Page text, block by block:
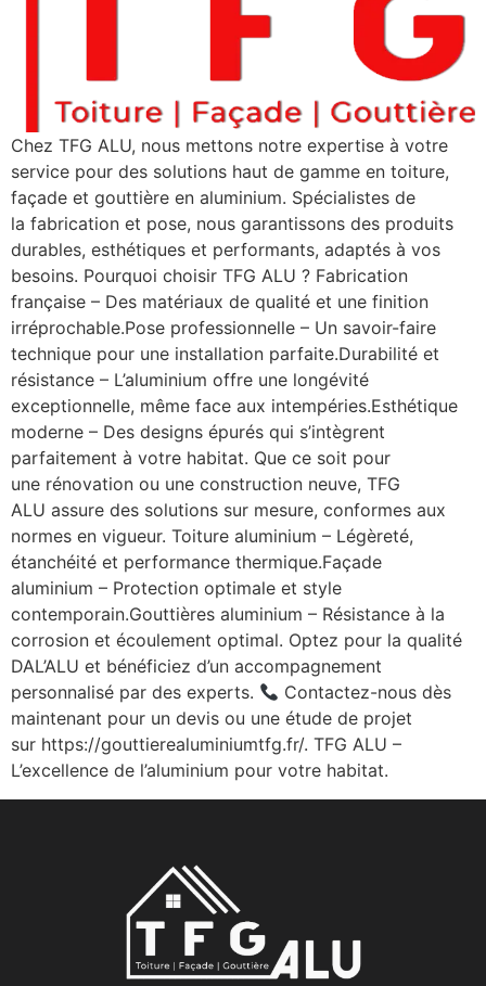
Chez TFG ALU, nous mettons notre expertise à votre
service pour des solutions haut de gamme en toiture,
façade et gouttière en aluminium. Spécialistes de
la fabrication et pose, nous garantissons des produits
durables, esthétiques et performants, adaptés à vos
besoins. Pourquoi choisir TFG ALU ? Fabrication
française – Des matériaux de qualité et une finition
irréprochable.Pose professionnelle – Un savoir-faire
technique pour une installation parfaite.Durabilité et
résistance – L’aluminium offre une longévité
exceptionnelle, même face aux intempéries.Esthétique
moderne – Des designs épurés qui s’intègrent
parfaitement à votre habitat. Que ce soit pour
une rénovation ou une construction neuve, TFG
ALU assure des solutions sur mesure, conformes aux
normes en vigueur. Toiture aluminium – Légèreté,
étanchéité et performance thermique.Façade
aluminium – Protection optimale et style
contemporain.Gouttières aluminium – Résistance à la
corrosion et écoulement optimal. Optez pour la qualité
DAL’ALU et bénéficiez d’un accompagnement
personnalisé par des experts.
Contactez-nous dès
maintenant pour un devis ou une étude de projet
sur https://gouttierealuminiumtfg.fr/. TFG ALU –
L’excellence de l’aluminium pour votre habitat.